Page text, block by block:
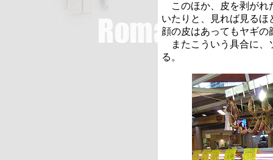
このほか、皮を剥がれ
いたりと、見れば見る
顔の皮はあってもヤギ
またこういう具合に、
る。